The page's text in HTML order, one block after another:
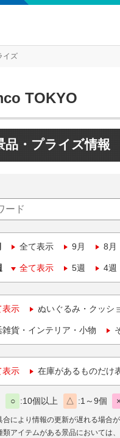
イズ
TOKYO
品・プライズ情報
全て表示 9月 8月
全て表示 5週 4週
表示 ぬいぐるみ・クッシ
雑貨・インテリア・小物
表示 在庫があるものだけ
○ 10個以上 △ 1～9個 ×
により情報の更新が遅れる場合が
アイテムがある景品においては